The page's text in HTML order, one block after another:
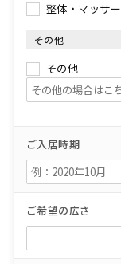
整体・マッサ
その他
その他
ご入居時期
ご希望の広さ